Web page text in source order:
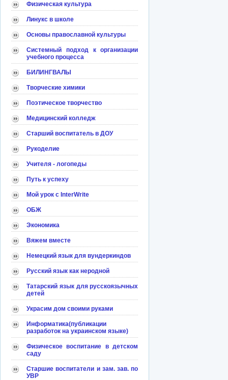
Физическая культура
Линукс в школе
Основы православной культуры
Системный подход к организации
учебного процесса
БИЛИНГВАЛЫ
Творческие химики
Поэтическое творчество
Медицинский колледж
Старший воспитатель в ДОУ
Рукоделие
Учителя - логопеды
Путь к успеху
Мой урок с InterWrite
ОБЖ
Экономика
Вяжем вместе
Немецкий язык для вундеркиндов
Русский язык как неродной
Татарский язык для русскоязычных
детей
Украсим дом своими руками
Информатика(публикации
разработок на украинском языке)
Физическое воспитание в детском
саду
Старшие воспитатели и зам. зав. по
УВР